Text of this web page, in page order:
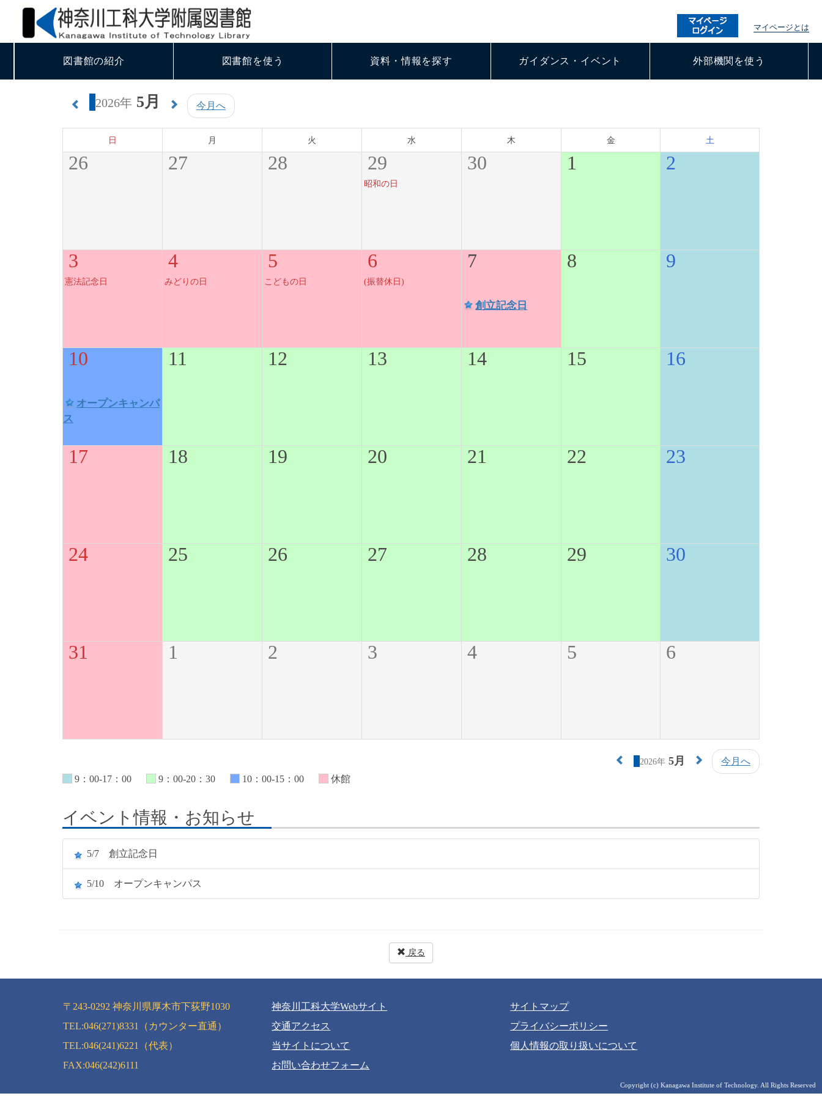
マイページとは
図書館の紹介 図書館を使う 資料・情報を探す ガイダンス・イベント 外部機関を使う
2026年 5月 今月へ
日 月 火 水 木 金 土
26 27 28 29
昭和の日
30 1 2
3
憲法記念日
4
みどりの日
5
こどもの日
6
(振替休日)
7
創立記念日
8 9
10
オープンキャンパ
ス
11 12 13 14 15 16
17 18 19 20 21 22 23
24 25 26 27 28 29 30
31 1 2 3 4 5 6
2026年 5月
今月へ
9：00-17：00
9：00-20：30 10：00-15：00 休館
イベント情報・お知らせ
5/7 創立記念日
5/10 オープンキャンパス
戻る
〒243-0292 神奈川県厚木市下荻野1030
TEL:046(271)8331（カウンター直通）
TEL:046(241)6221（代表）
FAX:046(242)6111
神奈川工科大学Webサイト
交通アクセス
当サイトについて
お問い合わせフォーム
サイトマップ
プライバシーポリシー
個人情報の取り扱いについて
Copyright (c) Kanagawa Institute of Technology. All Rights Reserved
Copyright (c) Kanagawa Institute of Technology. All Rights Reserved